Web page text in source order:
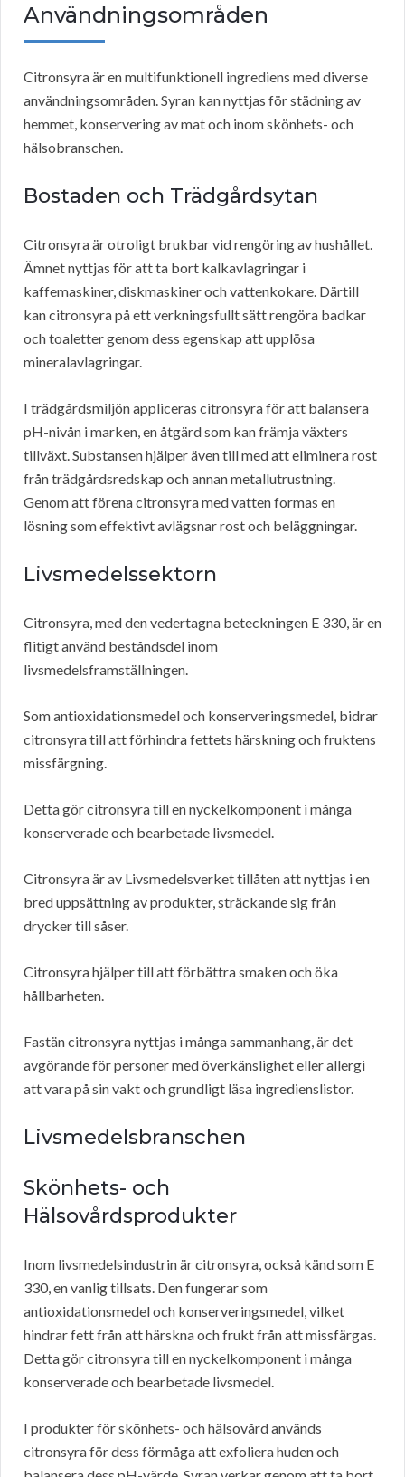
Användningsområden
Citronsyra är en multifunktionell ingrediens med diverse
användningsområden. Syran kan nyttjas för städning av
hemmet, konservering av mat och inom skönhets- och
hälsobranschen.
Bostaden och Trädgårdsytan
Citronsyra är otroligt brukbar vid rengöring av hushållet.
Ämnet nyttjas för att ta bort kalkavlagringar i
kaffemaskiner, diskmaskiner och vattenkokare. Därtill
kan citronsyra på ett verkningsfullt sätt rengöra badkar
och toaletter genom dess egenskap att upplösa
mineralavlagringar.
I trädgårdsmiljön appliceras citronsyra för att balansera
pH-nivån i marken, en åtgärd som kan främja växters
tillväxt. Substansen hjälper även till med att eliminera rost
från trädgårdsredskap och annan metallutrustning.
Genom att förena citronsyra med vatten formas en
lösning som effektivt avlägsnar rost och beläggningar.
Livsmedelssektorn
Citronsyra, med den vedertagna beteckningen E 330, är en
flitigt använd beståndsdel inom
livsmedelsframställningen.
Som antioxidationsmedel och konserveringsmedel, bidrar
citronsyra till att förhindra fettets härskning och fruktens
missfärgning.
Detta gör citronsyra till en nyckelkomponent i många
konserverade och bearbetade livsmedel.
Citronsyra är av Livsmedelsverket tillåten att nyttjas i en
bred uppsättning av produkter, sträckande sig från
drycker till såser.
Citronsyra hjälper till att förbättra smaken och öka
hållbarheten.
Fastän citronsyra nyttjas i många sammanhang, är det
avgörande för personer med överkänslighet eller allergi
att vara på sin vakt och grundligt läsa ingredienslistor.
Livsmedelsbranschen
Skönhets- och
Hälsovårdsprodukter
Inom livsmedelsindustrin är citronsyra, också känd som E
330, en vanlig tillsats. Den fungerar som
antioxidationsmedel och konserveringsmedel, vilket
hindrar fett från att härskna och frukt från att missfärgas.
Detta gör citronsyra till en nyckelkomponent i många
konserverade och bearbetade livsmedel.
I produkter för skönhets- och hälsovård används
citronsyra för dess förmåga att exfoliera huden och